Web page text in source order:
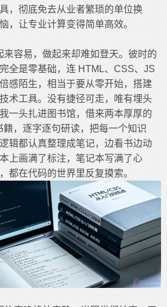
，彻底免去从业者繁琐的单位换
，让专业计算变得简单高效。
容易，做起来却难如登天。彼时的
全是零基础，连 HTML、CSS、JS
感陌生，相当于要从零开始，搭建
术工具。没有捷径可走，唯有埋头
一头扎进图书馆，借来两本厚厚的
籍，逐字逐句研读，把每一个知识
辑都认真整理成笔记，边看书边动
上画满了标注，笔记本写满了心
都在代码的世界里反复摸索。